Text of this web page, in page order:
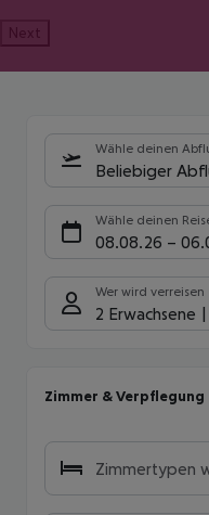
Next
Wähle deinen
Beliebiger
Wähle deinen
08.08.26 –
Wer wird verreisen
2 Erwachsene
Zimmer & Verpflegung
Zimmertypen